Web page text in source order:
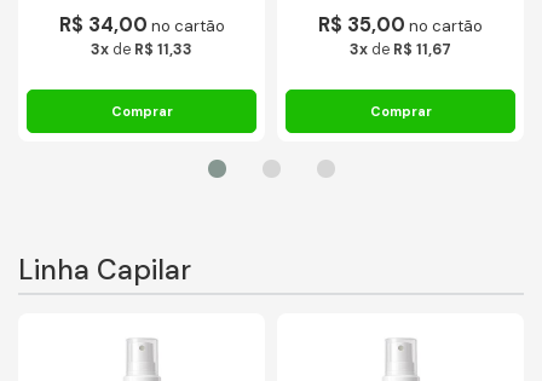
R$ 34,00 no cartão
3x de R$ 11,33
R$ 35,00 no cartão
3x de R$ 11,67
Linha Capilar